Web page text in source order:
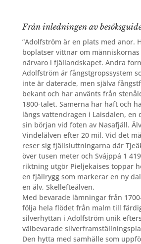
Från inledningen av
”Adolfström är en plats med anor.
boplatser vittnar om människornas
närvaro i fjällandskapet. Andra
Adolfström är fångstgropssystem
inte är daterade, men själva
bekant och har använts från
1800-talet. Samerna har haft och
längs vattendragen i Laisdalen, en
sin början vid foten av Nasafjäll.
Vindelälven efter 20 mil. Vid det
reser sig fjällsluttningarna där
över tusen meter och Svájppá 1
riktning utgör Pieljekaises toppar
en fjällrygg som markerar en ny
en älv, Skellefteälven.
Med bevarade lämningar från
följa hela flödet från malm till
silverhyttan i Adolfström unik
välbevarade
Den hytta med samhälle som